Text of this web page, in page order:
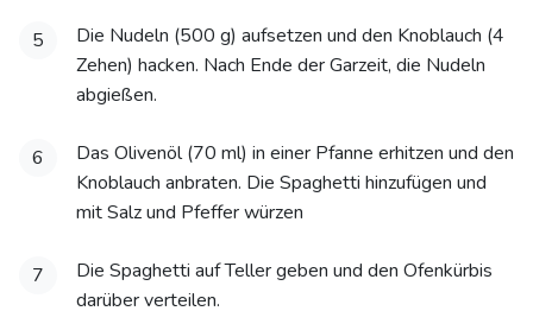
5
Die Nudeln (500 g) aufsetzen und den Knoblauch (4
Zehen) hacken. Nach Ende der Garzeit, die Nudeln
abgießen.
6
Das Olivenöl (70 ml) in einer Pfanne erhitzen und den
Knoblauch anbraten. Die Spaghetti hinzufügen und
mit Salz und Pfeffer würzen
7
Die Spaghetti auf Teller geben und den Ofenkürbis
darüber verteilen.